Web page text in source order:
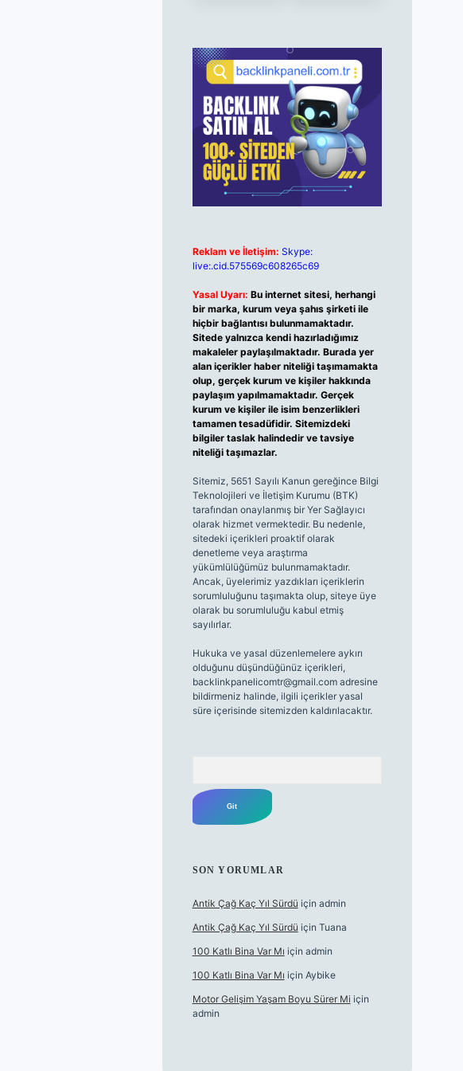
Reklam ve İletişim: Skype:
live:.cid.575569c608265c69
Yasal Uyarı: Bu internet sitesi, herhangi
bir marka, kurum veya şahıs şirketi ile
hiçbir bağlantısı bulunmamaktadır.
Sitede yalnızca kendi hazırladığımız
makaleler paylaşılmaktadır. Burada yer
alan içerikler haber niteliği taşımamakta
olup, gerçek kurum ve kişiler hakkında
paylaşım yapılmamaktadır. Gerçek
kurum ve kişiler ile isim benzerlikleri
tamamen tesadüfidir. Sitemizdeki
bilgiler taslak halindedir ve tavsiye
niteliği taşımazlar.
Sitemiz, 5651 Sayılı Kanun gereğince Bilgi
Teknolojileri ve İletişim Kurumu (BTK)
tarafından onaylanmış bir Yer Sağlayıcı
olarak hizmet vermektedir. Bu nedenle,
sitedeki içerikleri proaktif olarak
denetleme veya araştırma
yükümlülüğümüz bulunmamaktadır.
Ancak, üyelerimiz yazdıkları içeriklerin
sorumluluğunu taşımakta olup, siteye üye
olarak bu sorumluluğu kabul etmiş
sayılırlar.
Hukuka ve yasal düzenlemelere aykırı
olduğunu düşündüğünüz içerikleri,
backlinkpanelicomtr@gmail.comadresine
bildirmeniz halinde, ilgili içerikler yasal
süre içerisinde sitemizden kaldırılacaktır.
SON YORUMLAR
Antik Çağ Kaç Yıl Sürdü için admin
Antik Çağ Kaç Yıl Sürdü için Tuana
100 Katlı Bina Var Mı için admin
100 Katlı Bina Var Mı için Aybike
Motor Gelişim Yaşam Boyu Sürer Mi için
admin